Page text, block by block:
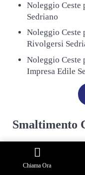
Noleggio Ceste
Sedriano
Noleggio Ceste
Rivolgersi
Noleggio Ceste
Impresa Edile
Smaltimento
Sedriano –
Chiama Ora